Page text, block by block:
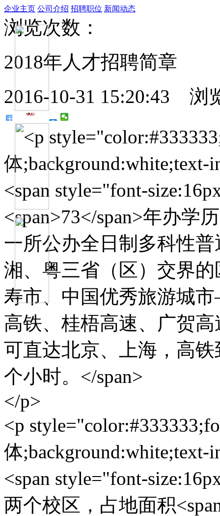
企业主页 公司介绍 招聘职位 新闻动态
浏览次数：
2018年人才招聘简章
2016-10-31 15:20:43
浏
<p
体;background:white;text-
<span style="font-
<span>73</span>年办学
一所公办全日制多科性
湘、粤三省（区）交界
寿市、中国优秀旅游城
高铁、桂梧高速、广贺
可直达北京、上海，高
个小时。</span>
</p>
<p
体;background:white;text-
<span style="font-
两个校区，占地面积